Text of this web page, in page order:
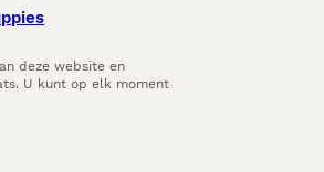
deze website en
U kunt op elk moment